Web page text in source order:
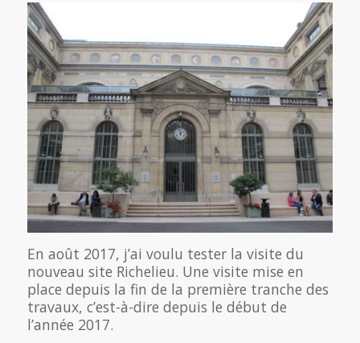
En août 2017, j’ai voulu tester la visite du
nouveau site Richelieu. Une visite mise en
place depuis la fin de la première tranche des
travaux, c’est-à-dire depuis le début de
l’année 2017.